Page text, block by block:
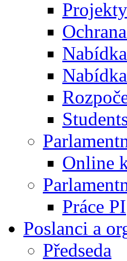
Online
Práce PI
Poslanci a
Předseda